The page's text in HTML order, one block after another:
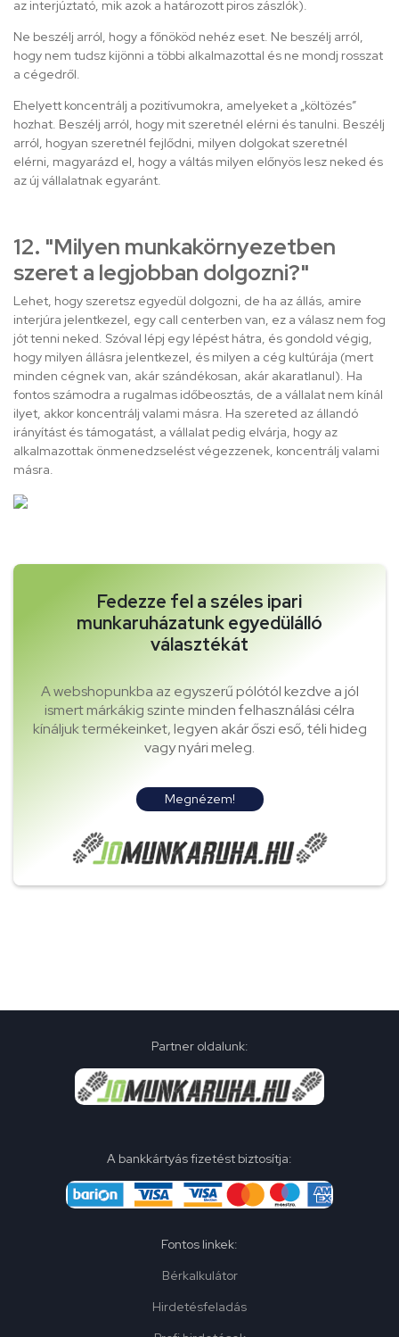
az interjúztató, mik azok a határozott piros zászlók).
Ne beszélj arról, hogy a főnököd nehéz eset. Ne beszélj arról,
hogy nem tudsz kijönni a többi alkalmazottal és ne mondj rosszat
a cégedről.
Ehelyett koncentrálj a pozitívumokra, amelyeket a „költözés”
hozhat. Beszélj arról, hogy mit szeretnél elérni és tanulni. Beszélj
arról, hogyan szeretnél fejlődni, milyen dolgokat szeretnél
elérni, magyarázd el, hogy a váltás milyen előnyös lesz neked és
az új vállalatnak egyaránt.
12. "Milyen munkakörnyezetben
szeret a legjobban dolgozni?"
Lehet, hogy szeretsz egyedül dolgozni, de ha az állás, amire
interjúra jelentkezel, egy call centerben van, ez a válasz nem fog
jót tenni neked. Szóval lépj egy lépést hátra, és gondold végig,
hogy milyen állásra jelentkezel, és milyen a cég kultúrája (mert
minden cégnek van, akár szándékosan, akár akaratlanul). Ha
fontos számodra a rugalmas időbeosztás, de a vállalat nem kínál
ilyet, akkor koncentrálj valami másra. Ha szereted az állandó
irányítást és támogatást, a vállalat pedig elvárja, hogy az
alkalmazottak önmenedzselést végezzenek, koncentrálj valami
másra.
Fedezze fel a széles ipari
munkaruházatunk egyedülálló
választékát
A webshopunkba az egyszerű pólótól kezdve a jól
ismert márkákig szinte minden felhasználási célra
kínáljuk termékeinket, legyen akár őszi eső, téli hideg
vagy nyári meleg.
Megnézem!
Partner oldalunk:
A bankkártyás fizetést biztosítja:
Fontos linkek:
Bérkalkulátor
Hirdetésfeladás